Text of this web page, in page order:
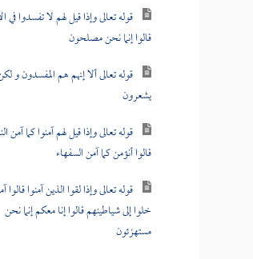
قوله تعالى وإذا قيل لهم لا تفسدوا
قالوا إنما نحن مصلحون
قوله تعالى ألا إنهم هم المفسدون و
يشعرون
قوله تعالى وإذا قيل لهم آمنوا كما آمن
قالوا أنؤمن كما آمن السفهاء
قوله تعالى وإذا لقوا الذين آمنوا قالوا
خلوا إلى شياطينهم قالوا إنا معكم إنما نحن
مستهزئون